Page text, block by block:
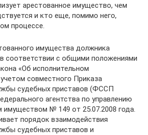
арестованное имущество, чем
и кто еще, помимо него,
процессе.
имущества должника
соответствии с общими положениями
«Об исполнительном
совместного Приказа
судебных приставов (ФССП
агентства по управлению
имуществом № 149 от 25.07.2008 года.
порядок взаимодействия
судебных приставов и